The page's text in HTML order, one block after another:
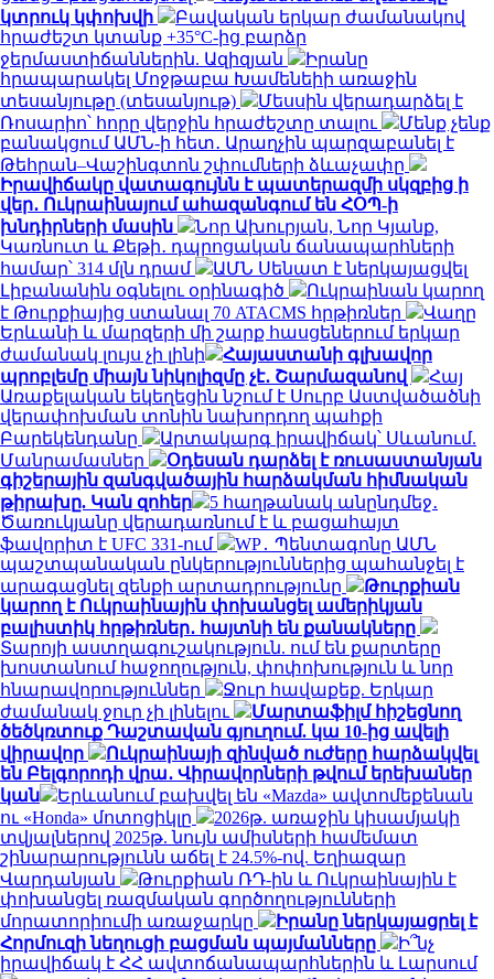
կտրուկ կփոխվի
Բավական երկար ժամանակով
հրաժեշտ կտանք +35°C-ից բարձր
ջերմաստիճաններին. Ազիզյան
Իրանը
հրապարակել Մոջթաբա Խամենեիի առաջին
տեսանյութը (տեսանյութ)
Մեսսին վերադարձել է
Ռոսարիո՝ հորը վերջին հրաժեշտը տալու
Մենք չենք
բանակցում ԱՄՆ-ի հետ․ Արաղչին պարզաբանել է
Թեհրան–Վաշինգտոն շփումների ձևաչափը
Իրավիճակը վատագույնն է պատերազմի սկզբից ի
վեր․ Ուկրաինայում ահազանգում են ՀՕՊ-ի
խնդիրների մասին
Նոր Ախուրյան, Նոր Կյանք,
Կառնուտ և Քեթի․ դպրոցական ճանապարհների
համար՝ 314 մլն դրամ
ԱՄՆ Սենատ է ներկայացվել
Լիբանանին օգնելու օրինագիծ
Ուկրաինան կարող
է Թուրքիայից ստանալ 70 ATACMS հրթիռներ
Վաղը
Երևանի և մարզերի մի շարք հասցեներում երկար
ժամանակ լույս չի լինի
Հայաստանի գլխավոր
պրոբլեմը միայն նիկոլիզմը չէ․ Շարմազանով
Հայ
Առաքելական եկեղեցին նշում է Սուրբ Աստվածածնի
վերափոխման տոնին նախորդող պահքի
Բարեկենդանը
Արտակարգ իրավիճակ՝ Սևանում.
Մանրամասներ
Օդեսան դարձել է ռուսաստանյան
գիշերային զանգվածային հարձակման հիմնական
թիրախը. Կան զոհեր
5 հաղթանակ անընդմեջ․
Ծառուկյանը վերադառնում է և բացահայտ
ֆավորիտ է UFC 331-ում
WP․ Պենտագոնը ԱՄՆ
պաշտպանական ընկերություններից պահանջել է
արագացնել զենքի արտադրությունը
Թուրքիան
կարող է Ուկրաինային փոխանցել ամերիկյան
բալիստիկ հրթիռներ․ հայտնի են քանակները
Տարոյի աստղագուշակություն. ում են քարտերը
խոստանում հաջողություն, փոփոխություն և նոր
հնարավորություններ
Ջուր հավաքեք. Երկար
ժամանակ ջուր չի լինելու
Մարտաֆիլմ հիշեցնող
ծեծկռտուք Դաշտավան գյուղում. կա 10-ից ավելի
վիրավոր
Ուկրաինայի զինված ուժերը հարձակվել
են Բելգորոդի վրա․ Վիրավորների թվում երեխաներ
կան
Երևանում բախվել են «Mazda» ավտոմեքենան
ու «Honda» մոտոցիկլը
2026թ. առաջին կիսամյակի
տվյալներով 2025թ. նույն ամիսների համեմատ
շինարարությունն աճել է 24.5%-ով. Եղիազար
Վարդանյան
Թուրքիան ՌԴ-ին և Ուկրաինային է
փոխանցել ռազմական գործողությունների
մորատորիումի առաջարկը
Իրանը ներկայացրել է
Հորմուզի նեղուցի բացման պայմանները
Ի՞նչ
իրավիճակ է ՀՀ ավտոճանապարհներին և Լարսում